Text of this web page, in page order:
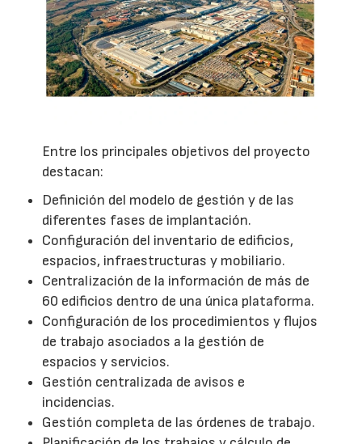
Entre los principales objetivos del proyecto
destacan:
Definición del modelo de gestión y de las
diferentes fases de implantación.
Configuración del inventario de edificios,
espacios, infraestructuras y mobiliario.
Centralización de la información de más de
60 edificios dentro de una única plataforma.
Configuración de los procedimientos y flujos
de trabajo asociados a la gestión de
espacios y servicios.
Gestión centralizada de avisos e
incidencias.
Gestión completa de las órdenes de trabajo.